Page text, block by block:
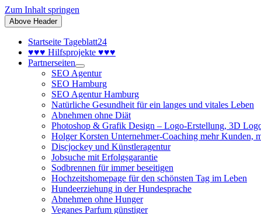
Zum Inhalt springen
Above Header
Startseite Tageblatt24
♥♥♥ Hilfsprojekte ♥♥♥
Partnerseiten
SEO Agentur
SEO Hamburg
SEO Agentur Hamburg
Natürliche Gesundheit für ein langes und vitales Leben
Abnehmen ohne Diät
Photoshop & Grafik Design – Logo-Erstellung, 3D
Holger Korsten Unternehmer-Coaching mehr Kunden,
Discjockey und Künstleragentur
Jobsuche mit Erfolgsgarantie
Sodbrennen für immer beseitigen
Hochzeitshomepage für den schönsten Tag im Leben
Hundeerziehung in der Hundesprache
Abnehmen ohne Hunger
Veganes Parfum günstiger